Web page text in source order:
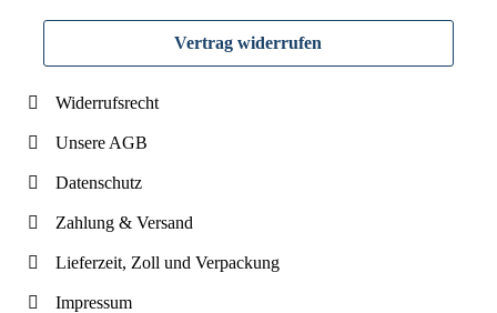
Vertrag widerrufen
Widerrufsrecht
Unsere AGB
Datenschutz
Zahlung & Versand
Lieferzeit, Zoll und Verpackung
Impressum